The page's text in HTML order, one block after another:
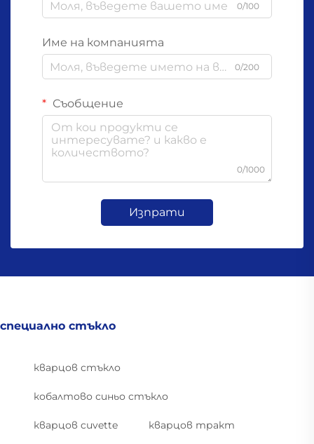
0/100
Име на компанията
0/200
Съобщение
0/1000
Изпрати
специално стъкло
кварцов стъкло
кобалтово синьо стъкло
кварцов cuvette кварцов тракт